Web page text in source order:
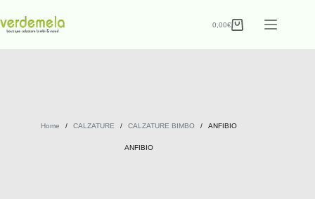
0,00€
Home / CALZATURE / CALZATURE BIMBO / ANFIBIO
ANFIBIO